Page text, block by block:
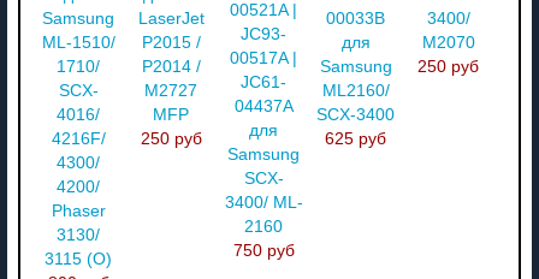
Samsung
ML-1510/
1710/
SCX-
4016/
4216F/
4300/
4200/
Phaser
3130/
3115 (O)
LaserJet
P2015 /
P2014 /
M2727
MFP
250 руб
00521A |
JC93-
00517A |
JC61-
04437A
для
Samsung
SCX-
3400/ ML-
2160
750 руб
00033B
для
Samsung
ML2160/
SCX-3400
625 руб
3400/
M2070
250 руб